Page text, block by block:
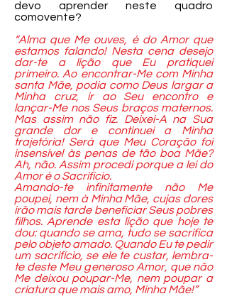
devo aprender neste quadro
comovente?
“Alma que Me ouves, é do Amor que
estamos falando! Nesta cena desejo
dar-te a lição que Eu pratiquei
primeiro. Ao encontrar-Me com Minha
santa Mãe, podia como Deus largar a
Minha cruz, ir ao Seu encontro e
lançar-Me nos Seus braços maternos.
Mas assim não fiz. Deixei-A na Sua
grande dor e continuei a Minha
trajetória! Será que Meu Coração foi
insensível às penas de tão boa Mãe?
Ah, não. Assim procedi porque a lei do
Amor é o Sacrifício.
Amando-te infinitamente não Me
poupei, nem à Minha Mãe, cujas dores
irão mais tarde beneficiar Seus pobres
filhos. Aprende esta lição que hoje te
dou: quando se ama, tudo se sacrifica
pelo objeto amado. Quando Eu te pedir
um sacrifício, se ele te custar, lembra-
te deste Meu generoso Amor, que não
Me deixou poupar-Me, nem poupar a
criatura que mais amo, Minha Mãe!”